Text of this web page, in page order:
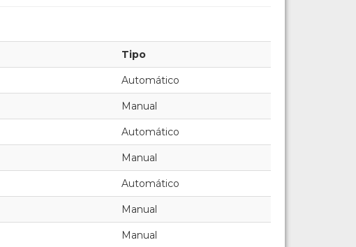
Tipo
Automático
Manual
Automático
Manual
Automático
Manual
Manual